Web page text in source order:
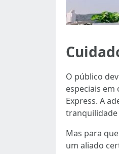
O público
especiais em
Express. A
tranquilidade
Mas para
um aliado